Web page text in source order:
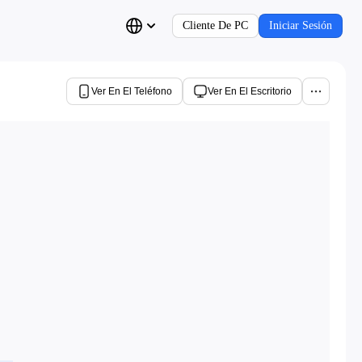
Cliente De PC Iniciar Sesión
Ver En El Teléfono Ver En El Escritorio